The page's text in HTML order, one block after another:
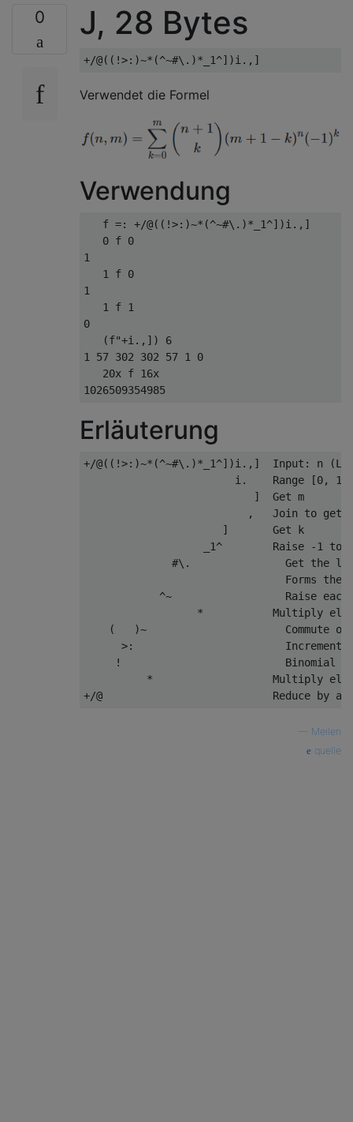
0 J, 28 Bytes
Verwendet die Formel
Verwendung
   f =: +/@((!>:)~*(^~#\.)*_1^])i.,]
   0 f 0
1
   1 f 0
1
   1 f 1
0
   (f"+i.,]) 6
1 57 302 302 57 1 0
   20x f 16x
Erläuterung
+/@((!>:)~*(^~#\.)*_1^])i.,]  Input: n
i.    Range [0, 1,
                           ]  Get m
,   Join to get
                      ]       Get k
_1^        Raise -1 to
#\.               Get the
Forms the
^~                  Raise each
*           Multiply
(   )~                      Commute
>:                        Increment
!                          Binomial
*                   Multiply
Meilen
quelle